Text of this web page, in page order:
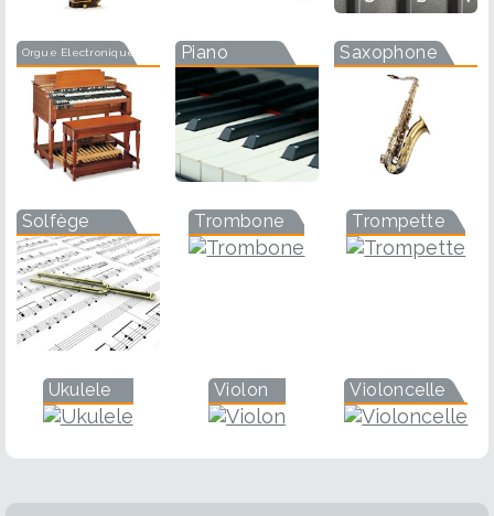
Orgue Electronique Piano Saxophone
Solfège Trombone Trompette
Ukulele Violon Violoncelle